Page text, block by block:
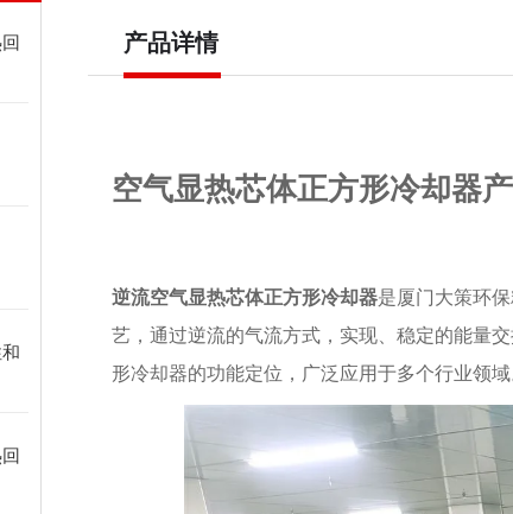
产品详情
空气显热芯体正方形冷却器
逆流空气显热芯体正方形冷却器是厦门大策环
艺，通过逆流的气流方式，实现、稳定的能量
形冷却器的功能定位，广泛应用于多个行业领域